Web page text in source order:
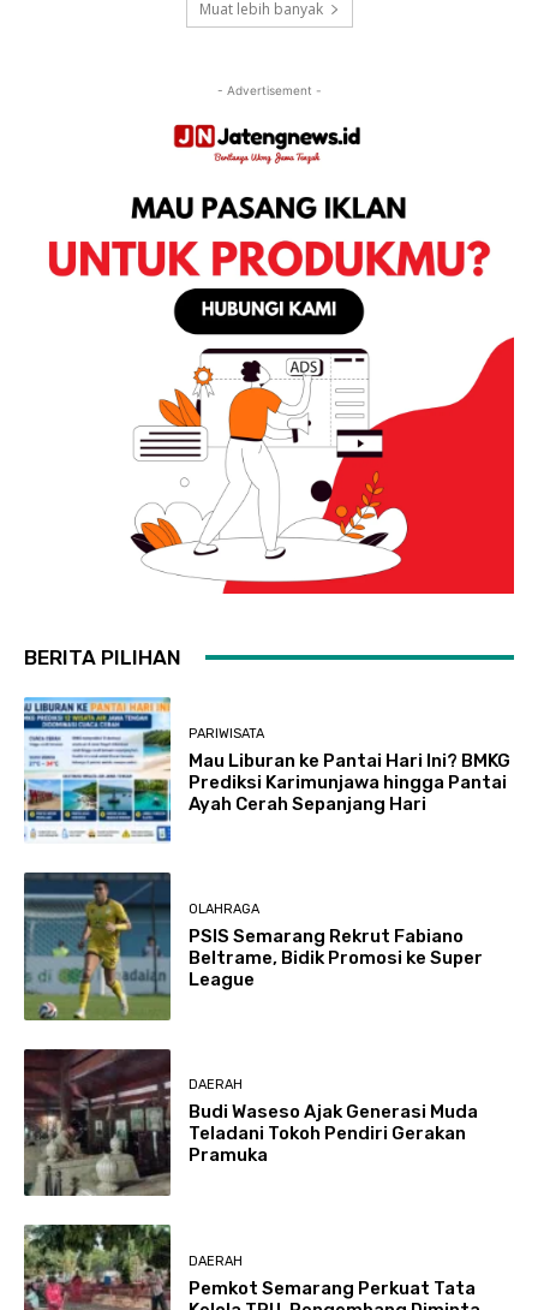
Muat lebih banyak
- Advertisement -
BERITA PILIHAN
PARIWISATA
Mau Liburan ke Pantai Hari Ini? BMKG
Prediksi Karimunjawa hingga Pantai
Ayah Cerah Sepanjang Hari
OLAHRAGA
PSIS Semarang Rekrut Fabiano
Beltrame, Bidik Promosi ke Super
League
DAERAH
Budi Waseso Ajak Generasi Muda
Teladani Tokoh Pendiri Gerakan
Pramuka
DAERAH
Pemkot Semarang Perkuat Tata